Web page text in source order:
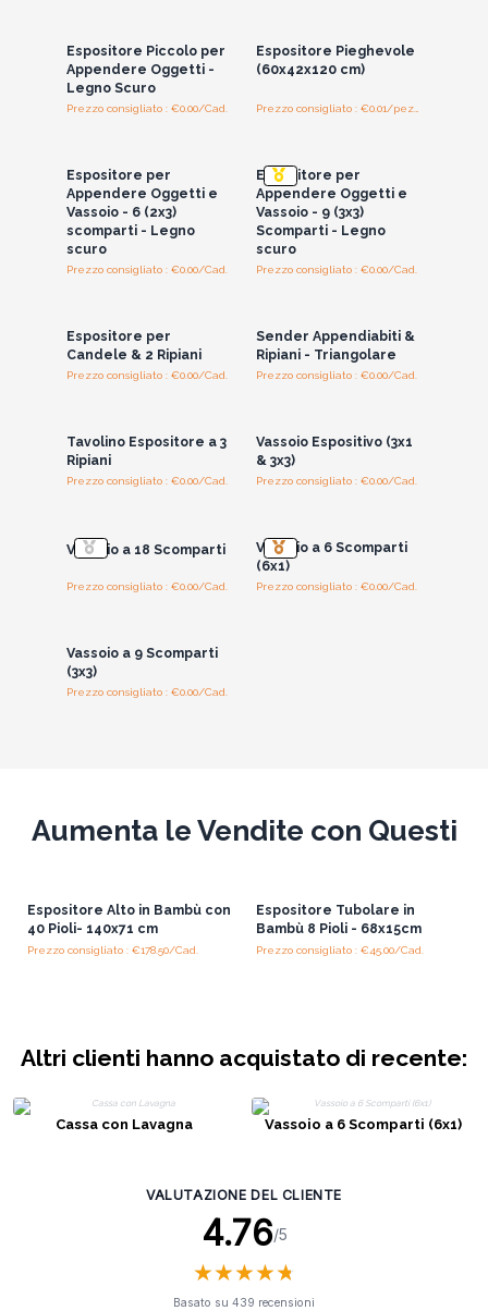
Espositore Piccolo per
Appendere Oggetti -
Legno Scuro
Prezzo consigliato : €0.00/Cad.
Espositore Pieghevole
(60x42x120 cm)
Prezzo consigliato : €0.01/pezzo
Espositore per
Appendere Oggetti e
Vassoio - 6 (2x3)
scomparti - Legno
scuro
Prezzo consigliato : €0.00/Cad.
Espositore per
Appendere Oggetti e
Vassoio - 9 (3x3)
Scomparti - Legno
scuro
Prezzo consigliato : €0.00/Cad.
Espositore per
Candele & 2 Ripiani
Prezzo consigliato : €0.00/Cad.
Sender Appendiabiti &
Ripiani - Triangolare
Prezzo consigliato : €0.00/Cad.
Tavolino Espositore a 3
Ripiani
Prezzo consigliato : €0.00/Cad.
Vassoio Espositivo (3x1
& 3x3)
Prezzo consigliato : €0.00/Cad.
Vassoio a 18 Scomparti
Prezzo consigliato : €0.00/Cad.
Vassoio a 6 Scomparti
(6x1)
Prezzo consigliato : €0.00/Cad.
Vassoio a 9 Scomparti
(3x3)
Prezzo consigliato : €0.00/Cad.
Aumenta le Vendite con Questi
Espositore Alto in Bambù con
40 Pioli- 140x71 cm
Prezzo consigliato : €178.50/Cad.
Espositore Tubolare in
Bambù 8 Pioli - 68x15cm
Prezzo consigliato : €45.00/Cad.
Altri clienti hanno acquistato di recente:
Cassa con Lavagna Vassoio a 6 Scomparti (6x1)
VALUTAZIONE DEL CLIENTE
4.76/5
★★★★★
★★★★★
Basato su 439 recensioni